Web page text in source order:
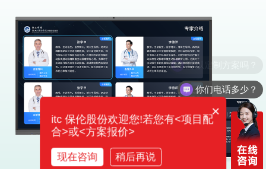
可以定制方案吗？
你们电话多少？
×
itc 保伦股份欢迎您!若您有<项目配
合>或<方案报价>
现在咨询 稍后再说